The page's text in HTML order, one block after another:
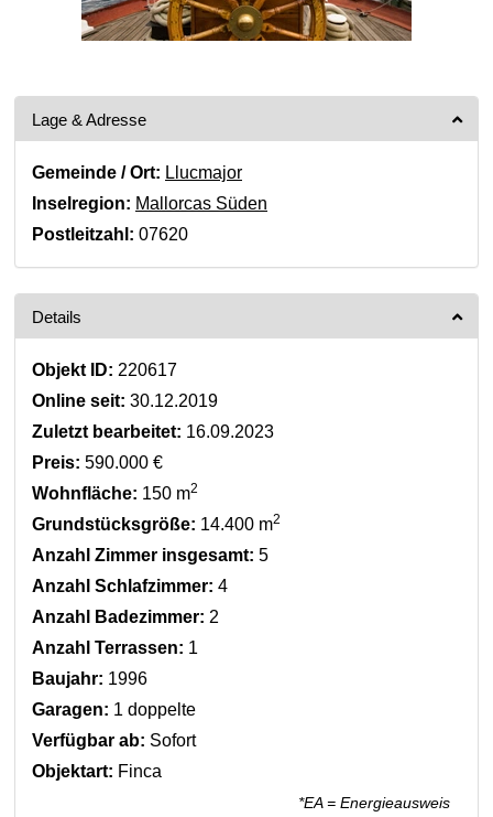
Lage & Adresse
Gemeinde / Ort: Llucmajor
Inselregion: Mallorcas Süden
Postleitzahl: 07620
Details
Objekt ID: 220617
Online seit: 30.12.2019
Zuletzt bearbeitet: 16.09.2023
Preis: 590.000 €
Wohnfläche: 150 m2
Grundstücksgröße: 14.400 m2
Anzahl Zimmer insgesamt: 5
Anzahl Schlafzimmer: 4
Anzahl Badezimmer: 2
Anzahl Terrassen: 1
Baujahr: 1996
Garagen: 1 doppelte
Verfügbar ab: Sofort
Objektart: Finca
*EA = Energieausweis